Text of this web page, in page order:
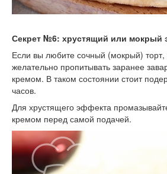
Секрет №6: хрустящий или мокрый
Если вы любите сочный (мокрый) торт,
желательно пропитывать заранее
кремом. В таком состоянии стоит
часов.
Для хрустящего эффекта
кремом перед самой подачей.